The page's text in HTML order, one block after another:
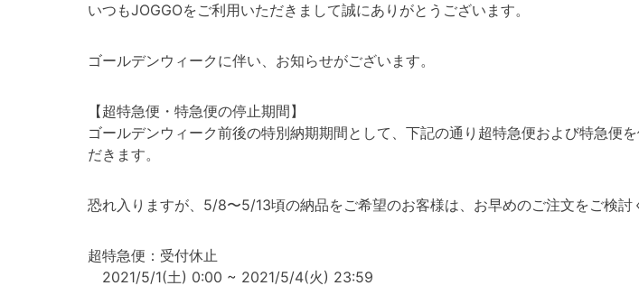
いつもJOGGOをご利用いただきまして誠にありがとうございます。
ゴールデンウィークに伴い、お知らせがございます。
【超特急便・特急便の停止期間】
ゴールデンウィーク前後の特別納期期間として、下記の通り超特急便および特急便
だきます。
恐れ入りますが、5/8〜5/13頃の納品をご希望のお客様は、お早めのご注文をご検討
超特急便：受付休止
2021/5/1(土) 0:00 ~ 2021/5/4(火) 23:59